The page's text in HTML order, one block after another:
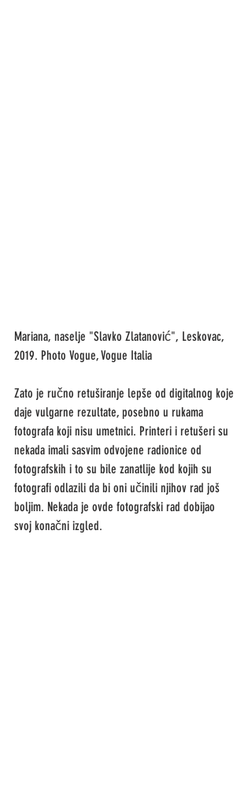
Mariana, naselje "Slavko Zlatanović", Leskovac,
2019. Photo Vogue, Vogue Italia
Zato je ručno retuširanje lepše od digitalnog koje
daje vulgarne rezultate, posebno u rukama
fotografa koji nisu umetnici. Printeri i retušeri su
nekada imali sasvim odvojene radionice od
fotografskih i to su bile zanatlije kod kojih su
fotografi odlazili da bi oni učinili njihov rad još
boljim. Nekada je ovde fotografski rad dobijao
svoj konačni izgled.